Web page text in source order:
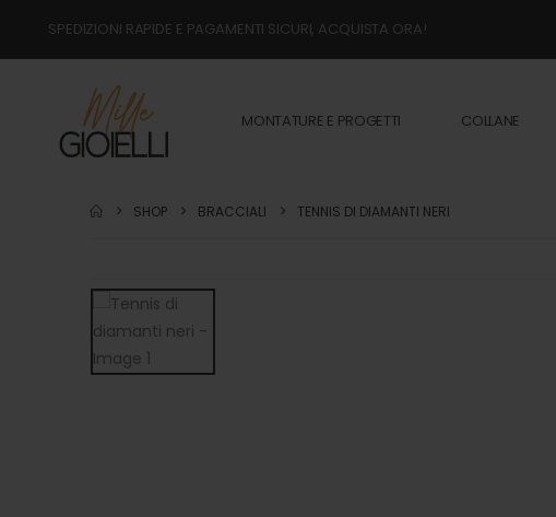
SPEDIZIONI RAPIDE E PAGAMENTI SICURI, ACQUISTA ORA!
MONTATURE E PROGETTI COLLANE
SHOP BRACCIALI TENNIS DI DIAMANTI NERI